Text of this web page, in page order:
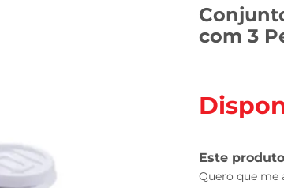
com 3
celular